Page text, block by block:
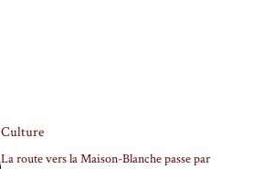
Culture
La route vers la Maison-Blanche passe par